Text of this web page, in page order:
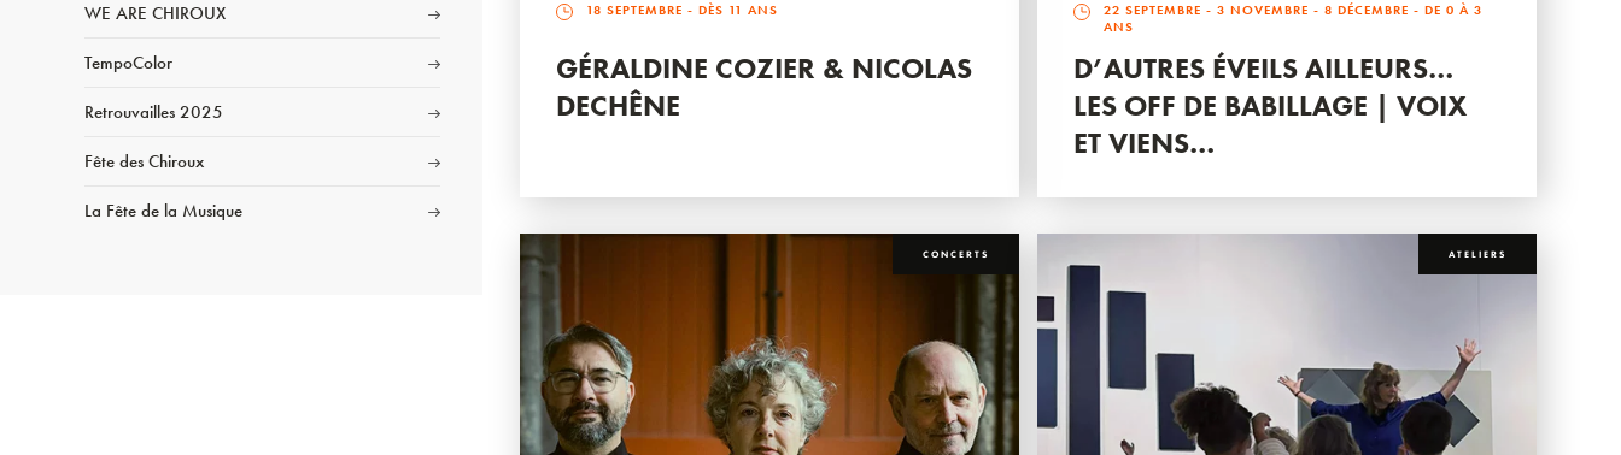
WE ARE CHIROUX
TempoColor
Retrouvailles 2025
Fête des Chiroux
La Fête de la Musique
18 SEPTEMBRE - DÈS 11 ANS
GÉRALDINE COZIER & NICOLAS
DECHÊNE
22 SEPTEMBRE -3 NOVEMBRE -8 DÉCEMBRE - DE 0 À 3
ANS
D’AUTRES ÉVEILS AILLEURS…
LES OFF DE BABILLAGE | VOIX
ET VIENS…
CONCERTS ATELIERS